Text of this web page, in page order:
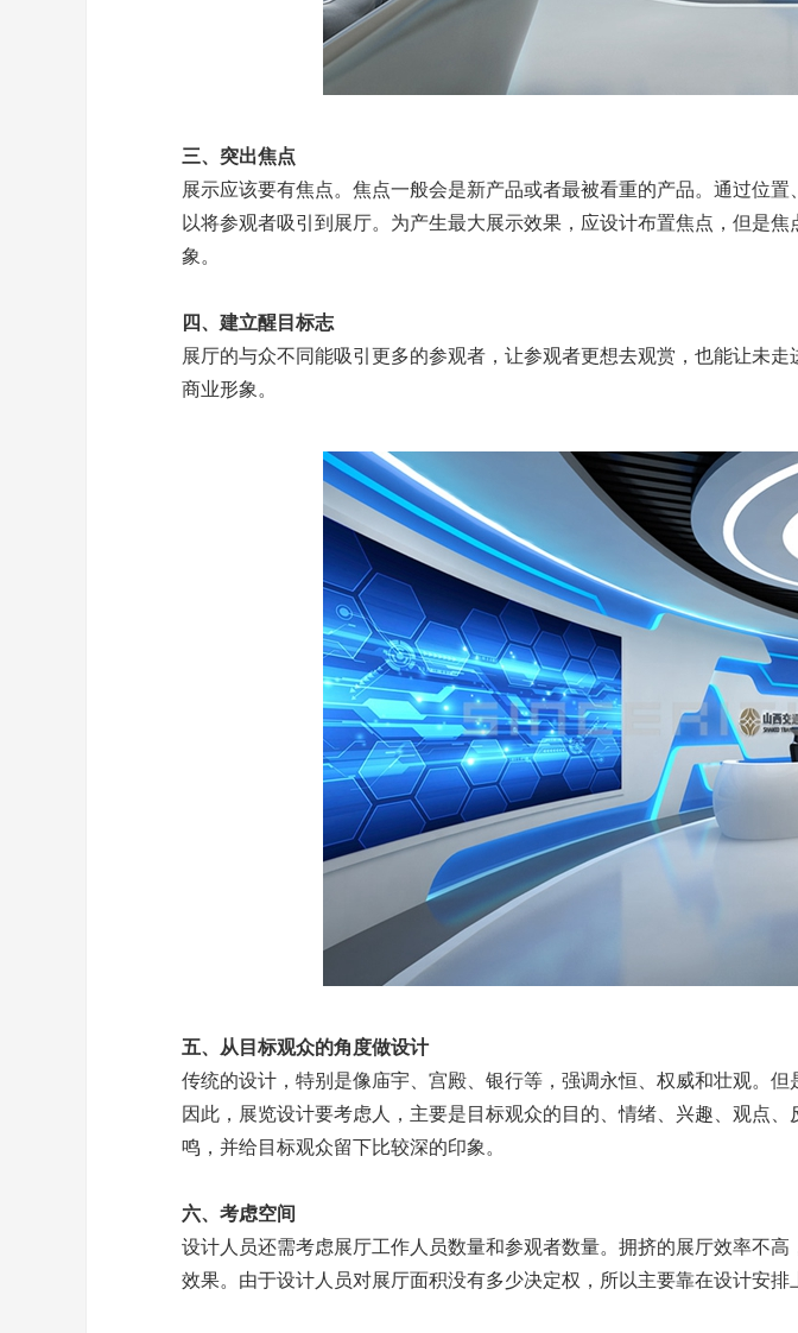
三、突出焦点
展示应该要有焦点。焦点一般会是新产品或者最被看重的产品。通过位
以将参观者吸引到展厅。为产生最大展示效果，应设计布置焦点，但是
象。
四、建立醒目标志
展厅的与众不同能吸引更多的参观者，让参观者更想去观赏，也能让未
商业形象。
五、从目标观众的角度做设计
传统的设计，特别是像庙宇、宫殿、银行等，强调永恒、权威和壮观。
因此，展览设计要考虑人，主要是目标观众的目的、情绪、兴趣、观点
鸣，并给目标观众留下比较深的印象。
六、考虑空间
设计人员还需考虑展厅工作人员数量和参观者数量。拥挤的展厅效率不
效果。由于设计人员对展厅面积没有多少决定权，所以主要靠在设计安